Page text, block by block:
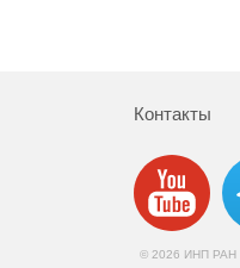
Контакты
© 2026 ИНП РАН